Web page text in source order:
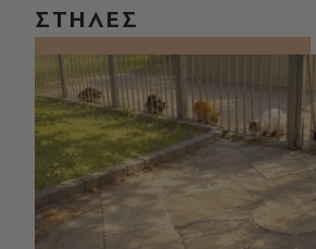
ΣΤΗΛΕΣ